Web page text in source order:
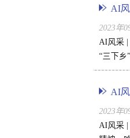
AI
2023年
AI风采 |
“三下乡
AI
2023年
AI风采 |